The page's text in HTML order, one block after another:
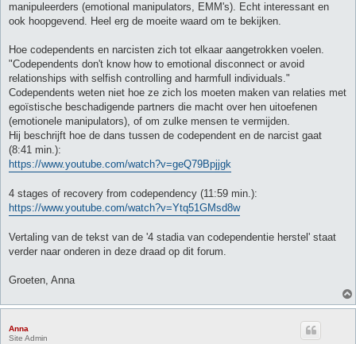
manipuleerders (emotional manipulators, EMM's). Echt interessant en
ook hoopgevend. Heel erg de moeite waard om te bekijken.
Hoe codependents en narcisten zich tot elkaar aangetrokken voelen.
"Codependents don't know how to emotional disconnect or avoid
relationships with selfish controlling and harmfull individuals."
Codependents weten niet hoe ze zich los moeten maken van relaties met
egoïstische beschadigende partners die macht over hen uitoefenen
(emotionele manipulators), of om zulke mensen te vermijden.
Hij beschrijft hoe de dans tussen de codependent en de narcist gaat
(8:41 min.):
https://www.youtube.com/watch?v=geQ79Bpjjgk
4 stages of recovery from codependency (11:59 min.):
https://www.youtube.com/watch?v=Ytq51GMsd8w
Vertaling van de tekst van de '4 stadia van codependentie herstel' staat
verder naar onderen in deze draad op dit forum.
Groeten, Anna
Anna
Site Admin